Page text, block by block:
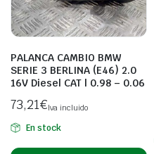
PALANCA CAMBIO BMW
SERIE 3 BERLINA (E46) 2.0
16V Diesel CAT | 0.98 – 0.06
73,21€Iva incluido
En stock